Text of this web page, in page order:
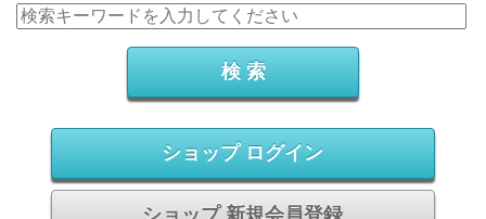
ショップ ログイン
ショップ 新規会員登録